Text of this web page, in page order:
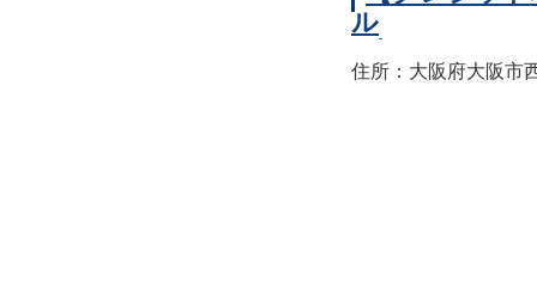
ル
住所：大阪府大阪市